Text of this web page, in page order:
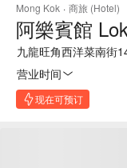
Mong Kok · 商旅 (Hotel)
阿樂賓館
九龍旺角西洋菜南街
营业时间
现在可预订